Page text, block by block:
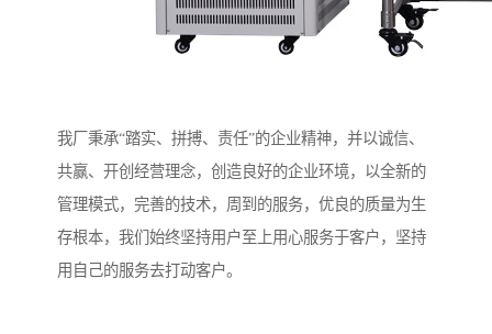
我厂秉承“踏实、拼搏、责任”的企业精神，并以诚信、
共赢、开创经营理念，创造良好的企业环境，以全新的
管理模式，完善的技术，周到的服务，优良的质量为生
存根本，我们始终坚持用户至上用心服务于客户，坚持
用自己的服务去打动客户。